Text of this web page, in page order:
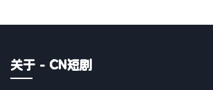
关于 - CN短剧